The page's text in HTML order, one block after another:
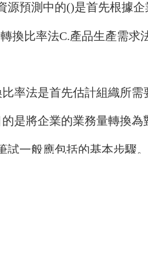
源預測中的()是首先根據
換比率法C.產品生產需求
率法是首先估計組織所
是將企業的業務量轉換為
試一般應包括的基本步驟。